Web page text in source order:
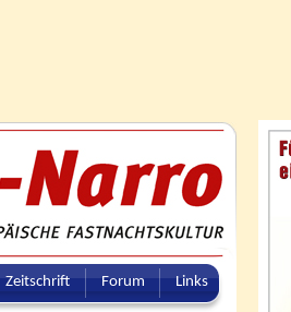
Zeitschrift Forum Links